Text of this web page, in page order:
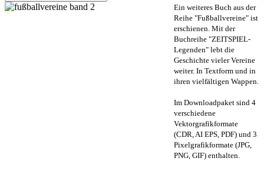
Ein weiteres Buch aus der
Reihe "Fußballvereine" ist
erschienen. Mit der
Buchreihe "ZEITSPIEL-
Legenden" lebt die
Geschichte vieler Vereine
weiter. In Textform und in
ihren vielfältigen Wappen.
Im Downloadpaket sind 4
verschiedene
Vektorgrafikformate
(CDR, AI EPS, PDF) und 3
Pixelgrafikformate (JPG,
PNG, GIF) enthalten.